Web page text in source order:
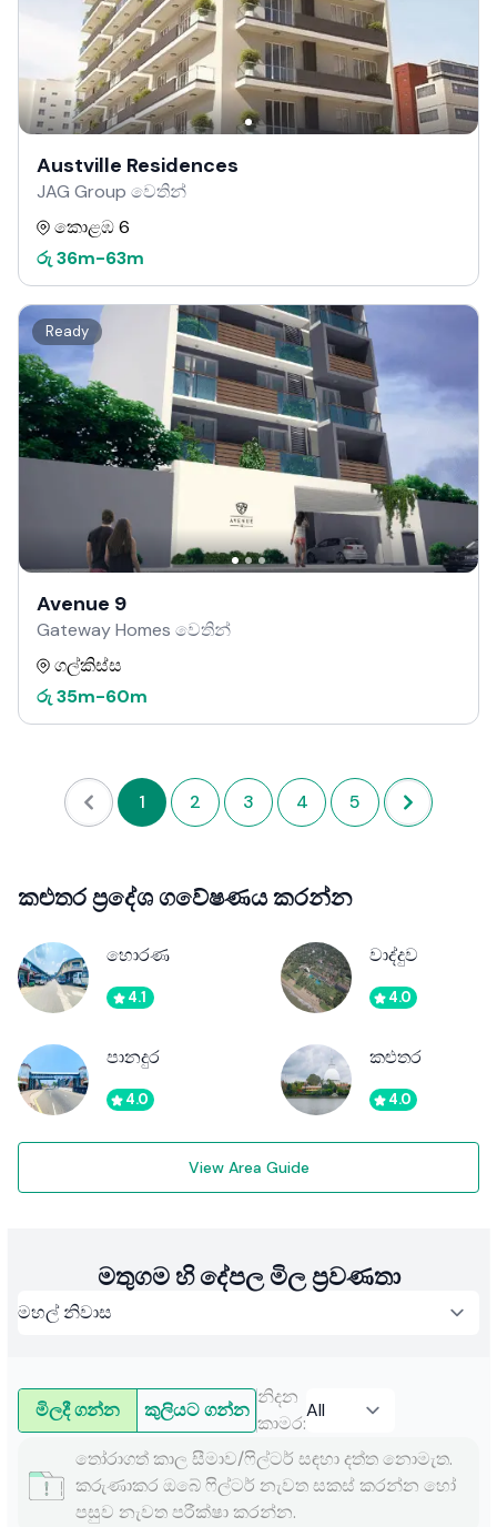
Austville Residences
JAG Group වෙතින්
කොළඹ 6
රු 36m-63m
Ready
Avenue 9
Gateway Homes වෙතින්
ගල්කිස්ස
රු 35m-60m
1 2 3 4 5
කළුතර ප්‍රදේශ ගවේෂණය කරන්න
හොරණ
4.1
වාද්දුව
4.0
පානදුර
4.0
කළුතර
4.0
View Area Guide
මතුගම හි දේපල මිල ප්‍රවණතා
මිලදී ගන්න කුලියට ගන්න
නිදන
කාමර:
තෝරාගත් කාල සීමාව/ෆිල්ටර් සඳහා දත්ත නොමැත.
කරුණාකර ඔබේ ෆිල්ටර් නැවත සකස් කරන්න හෝ
පසුව නැවත පරීක්ෂා කරන්න.